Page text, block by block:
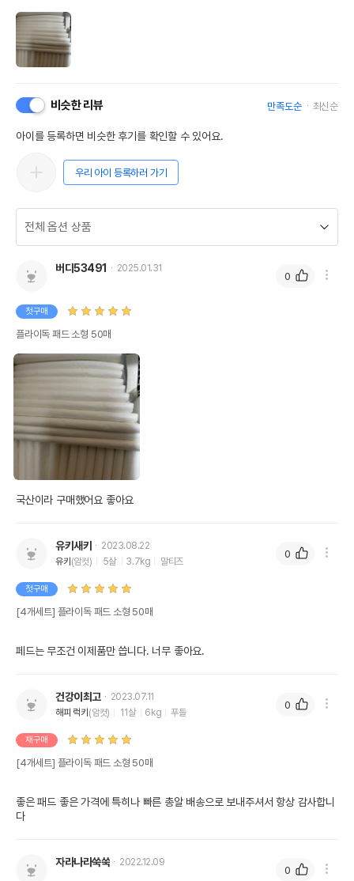
비슷한 리뷰 만족도순 최신순
아이를 등록하면 비슷한 후기를 확인할 수 있어요.
우리 아이 등록하러 가기
버디53491 2025.01.31
첫구매
플라이독 패드 소형 50매
국산이라 구매했어요 좋아요
0
유키새키
2023.08.22
유키 (암컷) 5살 3.7kg 말티즈
첫구매
[4개세트] 플라이독 패드 소형 50매
페드는 무조건 이제품만 씁니다. 너무 좋아요.
0
건강이최고
2023.07.11
해피 럭키 (암컷) 11살 6kg 푸들
재구매
[4개세트] 플라이독 패드 소형 50매
좋은 패드 좋은 가격에 특히나 빠른 총알 배송으로 보내주셔서 항상 감사합니
다
0
자라나라쑥쑥 2022.12.09
0